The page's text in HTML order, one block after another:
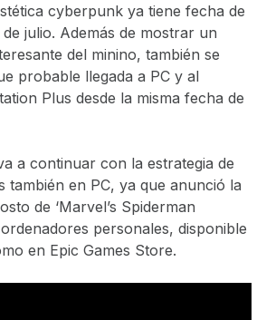
cyberpunk ya tiene fecha de
julio. Además de mostrar un
del minino, también se
probable llegada a PC y al
Plus desde la misma fecha de
a continuar con la estrategia de
también en PC, ya que anunció la
de ‘Marvel’s Spiderman
personales, disponible
en Epic Games Store.